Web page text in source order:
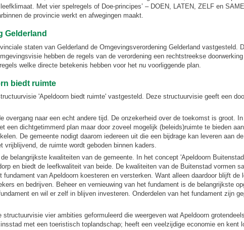
Met vier spelregels of Doe-principes’ – DOEN, LATEN, ZELF en
de provincie werkt en afwegingen maakt.
Gelderland
staten van Gelderland de Omgevingsverordening Gelderland vastgesteld.
hebben de regels van de verordening een rechtstreekse
welke directe betekenis hebben voor het nu voorliggende plan.
biedt ruimte
'Apeldoorn biedt ruimte' vastgesteld. Deze structuurvisie geeft een
overgang naar een echt andere tijd. De onzekerheid over de toekomst is groot.
een dichtgetimmerd plan maar door zoveel mogelijk (beleids)ruimte te bieden
De gemeente nodigt daarom iedereen uit die een bijdrage kan leveren aan
vrijblijvend, de ruimte wordt geboden binnen kaders.
belangrijkste kwaliteiten van de gemeente. In het concept 'Apeldoorn
en biedt de leefkwaliteit van beide. De kwaliteiten van de Buitenstad vormen
van Apeldoorn koesteren en versterken. Want alleen daardoor blijft de
en bedrijven. Beheer en vernieuwing van het fundament is de belangrijkste
en wil er zelf in blijven investeren. Onderdelen van het fundament zijn
vier ambities geformuleerd die weergeven wat Apeldoorn
met een toeristisch toplandschap; heeft een veelzijdige economie en kent